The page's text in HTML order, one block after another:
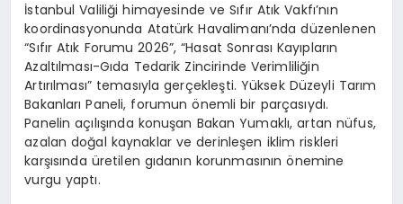
İstanbul Valiliği himayesinde ve Sıfır Atık Vakfı’nın
koordinasyonunda Atatürk Havalimanı’nda düzenlenen
“Sıfır Atık Forumu 2026”, “Hasat Sonrası Kayıpların
Azaltılması-Gıda Tedarik Zincirinde Verimliliğin
Artırılması” temasıyla gerçekleşti. Yüksek Düzeyli Tarım
Bakanları Paneli, forumun önemli bir parçasıydı.
Panelin açılışında konuşan Bakan Yumaklı, artan nüfus,
azalan doğal kaynaklar ve derinleşen iklim riskleri
karşısında üretilen gıdanın korunmasının önemine
vurgu yaptı.